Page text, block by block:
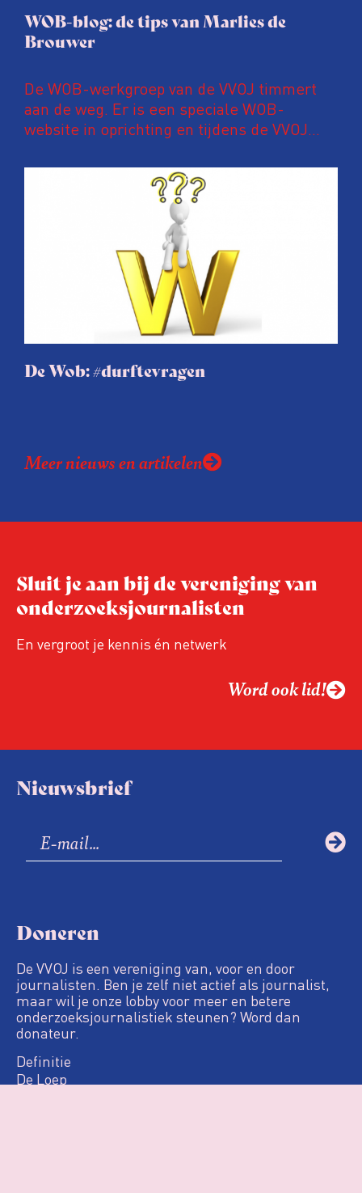
WOB-blog: de tips van Marlies de
Brouwer
De WOB-werkgroep van de VVOJ timmert
aan de weg. Er is een speciale WOB-
website in oprichting en tijdens de VVOJ
was de werkgroep ook al actief.
Werkgroeplid Liset Hamming blogt.
De Wob: #durftevragen
Meer nieuws en artikelen
Sluit je aan bij de vereniging van
onderzoeksjournalisten
En vergroot je kennis én netwerk
Word ook lid!
Nieuwsbrief
Doneren
De VVOJ is een vereniging van, voor en door
journalisten. Ben je zelf niet actief als journalist,
maar wil je onze lobby voor meer en betere
onderzoeksjournalistiek steunen? Word dan
donateur.
Definitie
De Loep